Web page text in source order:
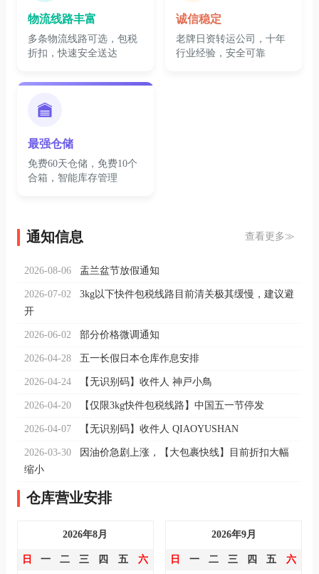
物流线路丰富
多条物流线路可选，包税
折扣，快速安全送达
诚信稳定
老牌日资转运公司，十年
行业经验，安全可靠
最强仓储
免费60天仓储，免费10个
合箱，智能库存管理
通知信息 查看更多≫
2026-08-06 盂兰盆节放假通知
2026-07-02
3kg以下快件包税线路目前清关极其缓慢，建议避
开
2026-06-02 部分价格微调通知
2026-04-28 五一长假日本仓库作息安排
2026-04-24 【无识别码】收件人 神戸小鳥
2026-04-20 【仅限3kg快件包税线路】中国五一节停发
2026-04-07 【无识别码】收件人 QIAOYUSHAN
2026-03-30
因油价急剧上涨，【大包裹快线】目前折扣大幅
缩小
仓库营业安排
2026年8月
日 一 二 三 四 五 六
2026年9月
日 一 二 三 四 五 六